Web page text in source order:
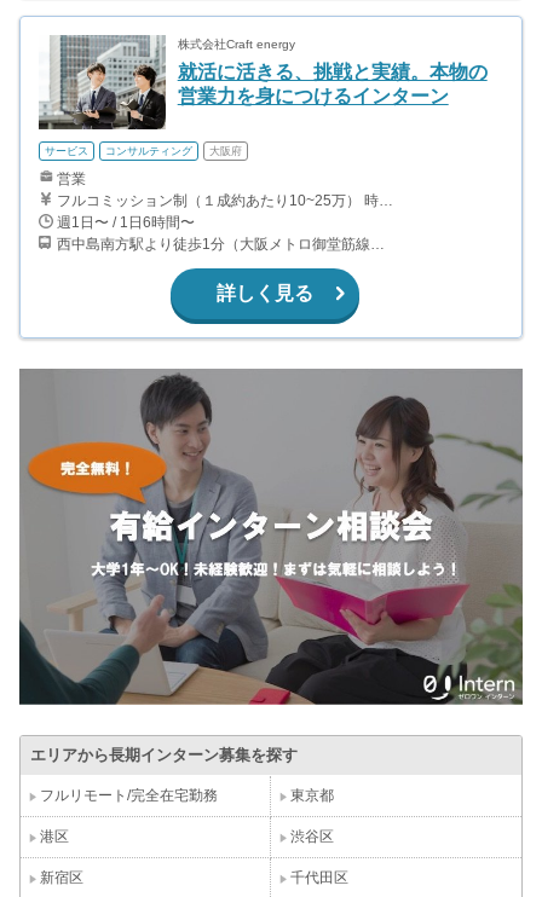
株式会社Craft energy
就活に活きる、挑戦と実績。本物の
営業力を身につけるインターン
サービス コンサルティング 大阪府
営業
フルコミッション制（１成約あたり10~25万） 時給換算で（2000円〜2500円）程度が目安となります。 月100万稼ぐ学生多数在籍しています。 ■収入例 〇入社1か月目（早稲田大学2年生） 役職：アポインター 月間1契約×10万円＝10万円 ＋交通費 〇入社3か月目（明治大学2年生） 役職：アポインター 月間2契約×13万円＝26万円 ＋交通費 〇入社6か月目（慶應義塾大学3年生） 役職：アポインター 月間5契約×15万円＝75万円 ＋交通費 〇入社15か月目（東京大学3年生） 役職：クローザー 月間3契約×25万=75万円 ＋交通費
週1日〜 / 1日6時間〜
西中島南方駅より徒歩1分（大阪メトロ御堂筋線） ￼ 南方駅より徒歩2分（阪急京都本線）
詳しく見る
エリアから長期インターン募集を探す
フルリモート/完全在宅勤務 東京都
港区 渋谷区
新宿区 千代田区